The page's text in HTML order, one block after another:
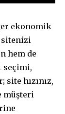
ekonomik
sitenizi
hem de
seçimi,
site hızınız,
müşteri